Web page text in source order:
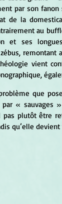
par son
de la
au
et ses
remontant
vient
que
« sauvages
plutôt être
qu’elle